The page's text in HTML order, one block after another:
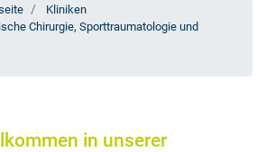
Kliniken
Chirurgie, Sporttraumatologie und
in unserer